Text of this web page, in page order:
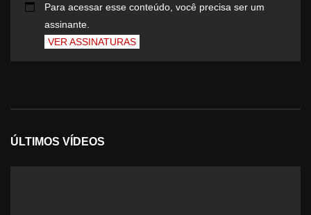
Para acessar esse conteúdo, você precisa ser um
assinante.
VER ASSINATURAS
ÚLTIMOS VÍDEOS